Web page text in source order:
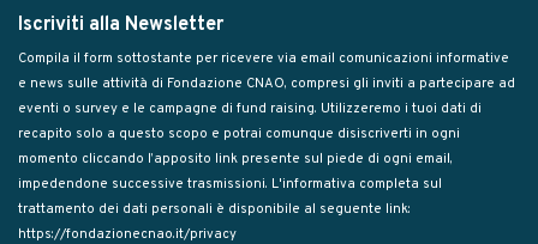
Iscriviti alla Newsletter
Compila il form sottostante per ricevere via email comunicazioni informative
e news sulle attività di Fondazione CNAO, compresi gli inviti a partecipare ad
eventi o survey e le campagne di fund raising. Utilizzeremo i tuoi dati di
recapito solo a questo scopo e potrai comunque disiscriverti in ogni
momento cliccando l’apposito link presente sul piede di ogni email,
impedendone successive trasmissioni. L'informativa completa sul
trattamento dei dati personali è disponibile al seguente link:
https://fondazionecnao.it/privacy